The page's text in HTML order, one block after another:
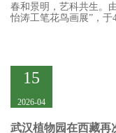
春和景明，艺科共生。
怡涛工笔花鸟画展”，于
15
2026-04
武汉植物园在西藏再